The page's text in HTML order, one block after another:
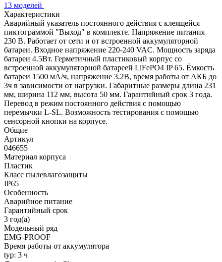
13 моделей
Характеристики
Аварийный указатель постоянного действия с клеящейся
пиктограммой "Выход" в комплекте. Напряжение питания
230 В. Работает от сети и от встроенной аккумуляторной
батареи. Входное напряжение 220-240 VAC. Мощность заряда
батареи 4.5Вт. Герметичный пластиковый корпус со
встроенной аккумуляторной батареей LiFePO4 IP 65. Ёмкость
батареи 1500 мА/ч, напряжение 3.2В, время работы от АКБ до
3ч в зависимости от нагрузки. Габаритные размеры длина 231
мм, ширина 112 мм, высота 50 мм. Гарантийный срок 3 года.
Перевод в режим постоянного действия с помощью
перемычки L-SL. Возможность тестирования с помощью
сенсорной кнопки на корпусе.
Общие
Артикул
046655
Материал корпуса
Пластик
Класс пылевлагозащиты
IP65
Особенность
Аварийное питание
Гарантийный срок
3 год(а)
Модельный ряд
EMG-PROOF
Время работы от аккумулятора
typ: 3 ч